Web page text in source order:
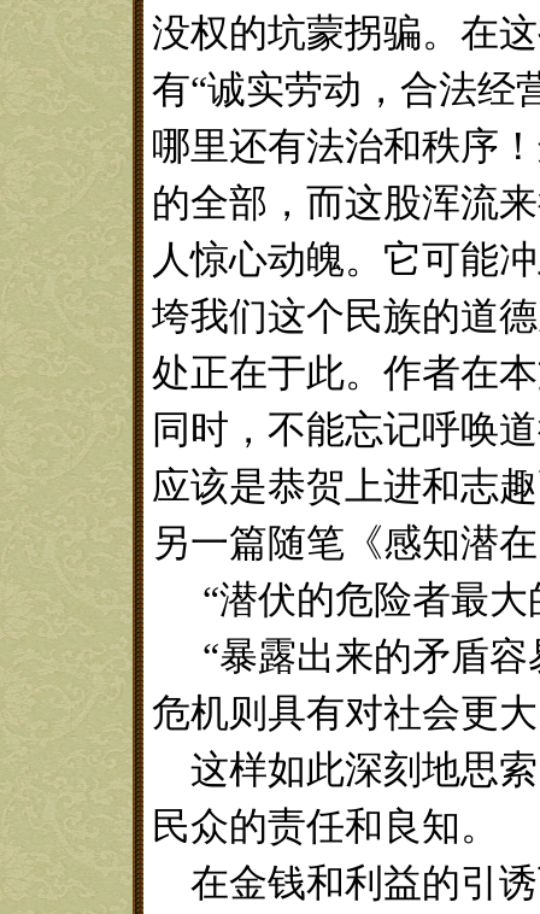
没权的坑蒙拐骗。在
有“诚实劳动，合法经
哪里还有法治和秩序
的全部，而这股浑流
人惊心动魄。它可能
垮我们这个民族的道
处正在于此。作者在
同时，不能忘记呼唤
应该是恭贺上进和志
另一篇随笔《感知潜
“潜伏的危险者最大
“暴露出来的矛盾
危机则具有对社会更
这样如此深刻地思
民众的责任和良知。
在金钱和利益的引